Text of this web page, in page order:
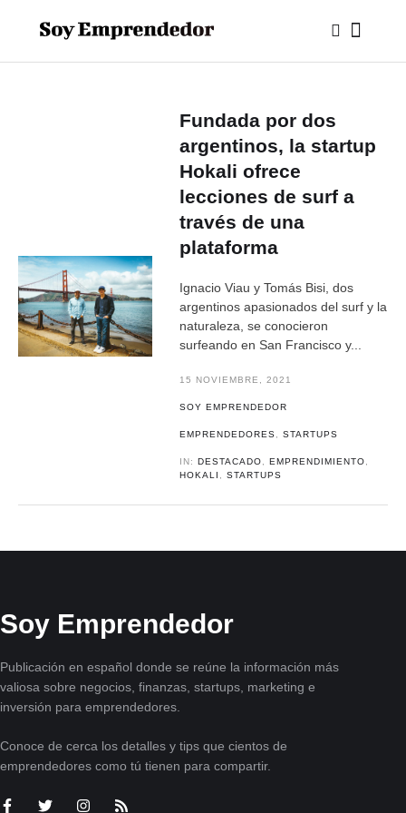
Fundada por dos
argentinos, la startup
Hokali ofrece
lecciones de surf a
través de una
plataforma
Ignacio Viau y Tomás Bisi, dos
argentinos apasionados del surf y la
naturaleza, se conocieron
surfeando en San Francisco y...
15 NOVIEMBRE, 2021
SOY EMPRENDEDOR
EMPRENDEDORES ,STARTUPS
IN:DESTACADO ,EMPRENDIMIENTO
HOKALI
,STARTUPS
Soy Emprendedor
Publicación en español donde se reúne la información más
valiosa sobre negocios, finanzas, startups, marketing e
inversión para emprendedores.
Conoce de cerca los detalles y tips que cientos de
emprendedores como tú tienen para compartir.